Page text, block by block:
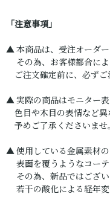
「注意事項」
▲ 本商品は、受注オーダー
その為、お客様都合によ
ご注文確定前に、必ずご
▲ 実際の商品はモニター表
色目や木目の表情など異
予めご了承くださいませ。
▲ 使用している金属素材
表面を覆うようなコーテ
その為、新品ではござ
若干の酸化による経年変